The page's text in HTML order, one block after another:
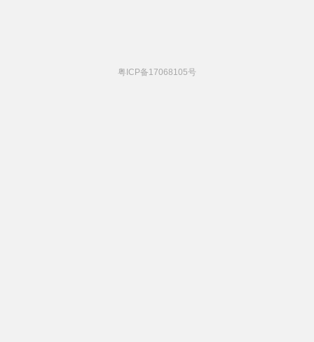
粤ICP备17068105号